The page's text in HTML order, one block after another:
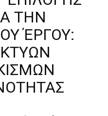
ΤΗΝ
ΈΡΓΟΥ: